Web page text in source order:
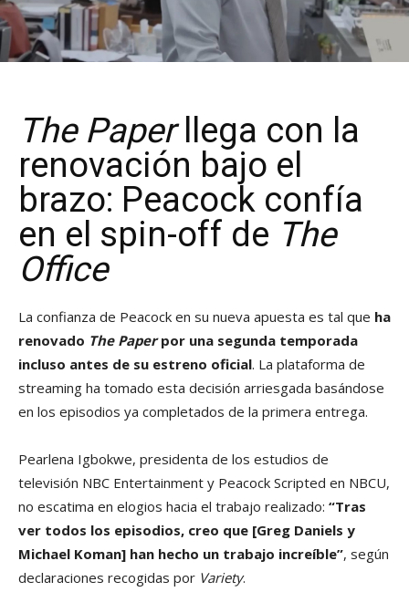
The Paperllega con la
renovación bajo el
brazo: Peacock confía
en el spin-off de The
Office
La confianza de Peacock en su nueva apuesta es tal que ha
renovado The Paperpor una segunda temporada
incluso antes de su estreno oficial. La plataforma de
streaming ha tomado esta decisión arriesgada basándose
en los episodios ya completados de la primera entrega.
Pearlena Igbokwe, presidenta de los estudios de
televisión NBC Entertainment y Peacock Scripted en NBCU,
no escatima en elogios hacia el trabajo realizado: “Tras
ver todos los episodios, creo que [Greg Daniels y
Michael Koman] han hecho un trabajo increíble”, según
declaraciones recogidas por Variety.